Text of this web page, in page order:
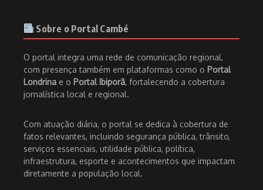
Sobre o Portal Cambé
O portal integra uma rede de comunicação regional,
com presença também em plataformas como o Portal
Londrina e o Portal Ibiporã, fortalecendo a cobertura
jornalística local e regional.
Com atuação diária, o portal se dedica à cobertura de
fatos relevantes, incluindo segurança pública, trânsito,
serviços essenciais, utilidade pública, política,
infraestrutura, esporte e acontecimentos que impactam
diretamente a população local.